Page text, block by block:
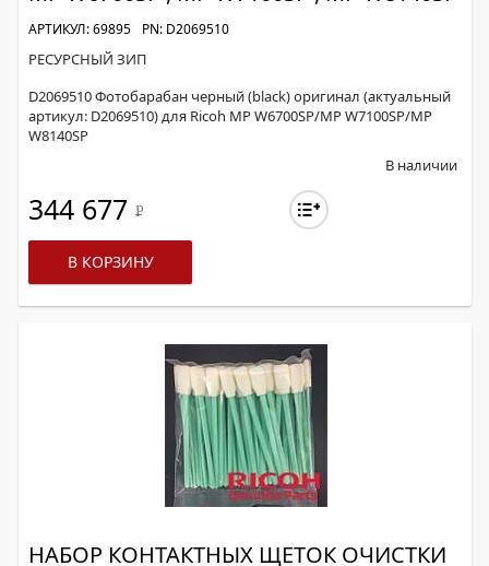
АРТИКУЛ: 69895 PN: D2069510
РЕСУРСНЫЙ ЗИП
D2069510 Фотобарабан черный (black) оригинал (актуальный
артикул: D2069510) для Ricoh MP W6700SP/MP W7100SP/MP
W8140SP
В наличии
344 677 Р
В КОРЗИНУ
НАБОР КОНТАКТНЫХ ЩЕТОК ОЧИСТКИ